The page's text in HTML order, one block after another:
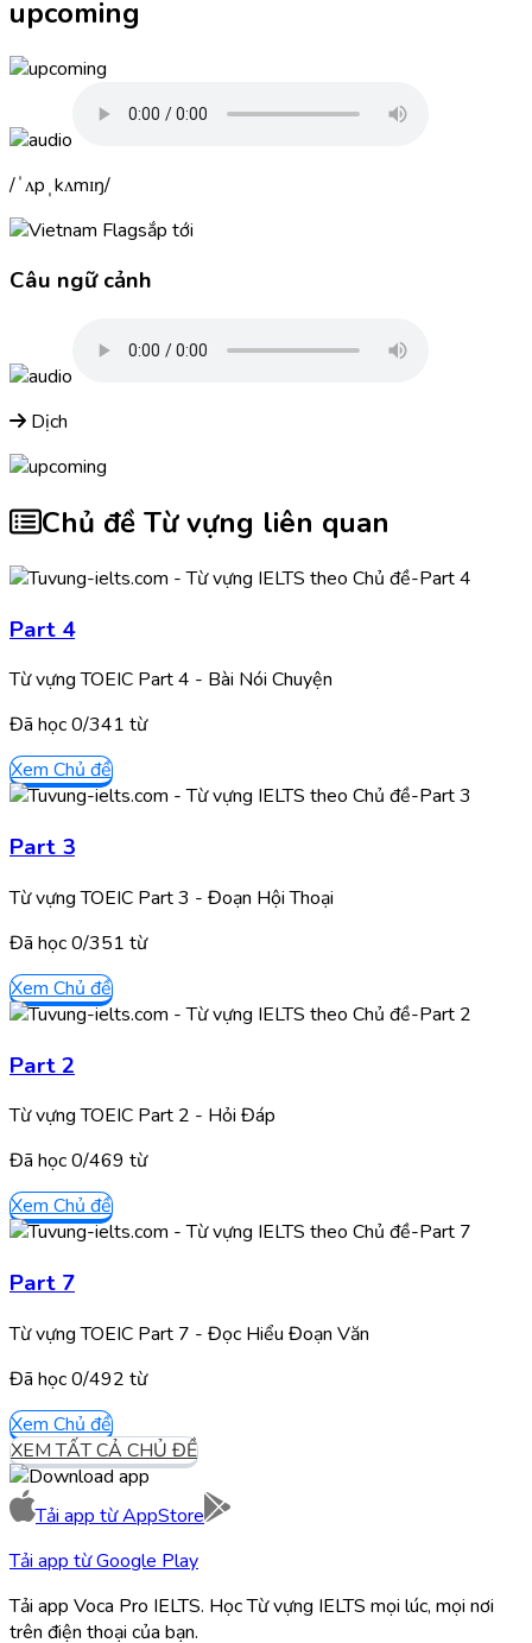
upcoming
ˈʌpˌkʌmɪŋ
sắp tới
Câu ngữ cảnh
Dịch
Chủ đề Từ vựng liên quan
Part 4
Từ vựng TOEIC Part 4 - Bài Nói Chuyện
Đã học0/341 từ
Xem Chủ đề
Part 3
Từ vựng TOEIC Part 3 - Đoạn Hội Thoại
Đã học0/351 từ
Xem Chủ đề
Part 2
Từ vựng TOEIC Part 2 - Hỏi Đáp
Đã học0/469 từ
Xem Chủ đề
Part 7
Từ vựng TOEIC Part 7 - Đọc Hiểu Đoạn Văn
Đã học0/492 từ
Xem Chủ đề
XEM TẤT CẢ CHỦ ĐỀ
Tải app từAppStore
Tải app từGoogle Play
Tải app Voca Pro IELTS. Học Từ vựng IELTS mọi lúc, mọi nơi
trên điện thoại của bạn.